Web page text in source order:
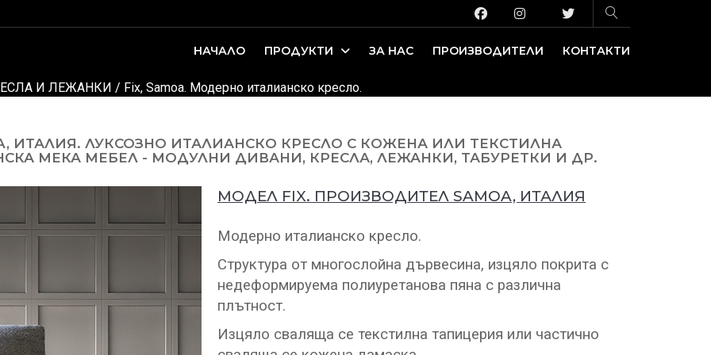
НАЧАЛО ПРОДУКТИ ЗА НАС ПРОИЗВОДИТЕЛИ КОНТАКТИ
И ЛЕЖАНКИ / Fix, Samoa. Модерно италианско кресло.
ИТАЛИЯ. ЛУКСОЗНО ИТАЛИАНСКО КРЕСЛО С КОЖЕНА ИЛИ ТЕКСТИЛНА
МЕКА МЕБЕЛ - МОДУЛНИ ДИВАНИ, КРЕСЛА, ЛЕЖАНКИ, ТАБУРЕТКИ И ДР.
МОДЕЛ FIX. ПРОИЗВОДИТЕЛ SAMOA, ИТАЛИЯ
Модерно италианско кресло.
Структура от многослойна дървесина, изцяло покрита с
недеформируема полиуретанова пяна с различна
плътност.
Изцяло сваляща се текстилна тапицерия или частично